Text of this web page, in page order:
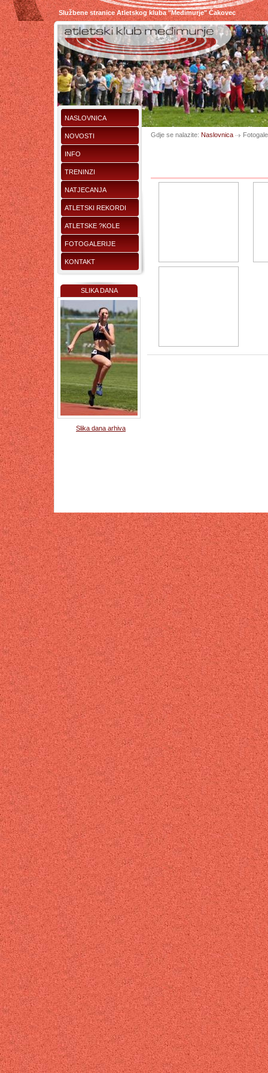
Službene stranice Atletskog kluba "Međimurje" Čakovec
NASLOVNICA
NOVOSTI
INFO
TRENINZI
NATJECANJA
ATLETSKI REKORDI
ATLETSKE ?KOLE
FOTOGALERIJE
KONTAKT
SLIKA DANA
Slika dana arhiva
Gdje se nalazite: Naslovnica